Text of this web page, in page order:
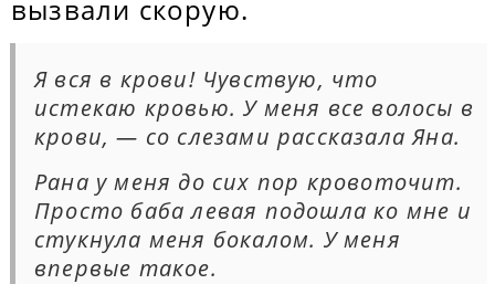
вызвали скорую.
Я вся в крови! Чувствую, что
истекаю кровью. У меня все волосы в
крови, — со слезами рассказала Яна.
Рана у меня до сих пор кровоточит.
Просто баба левая подошла ко мне и
стукнула меня бокалом. У меня
впервые такое.